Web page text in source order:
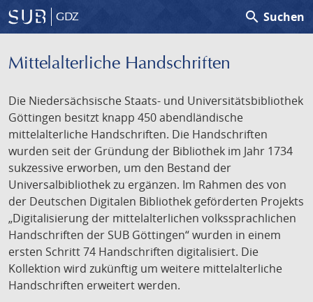
GDZ search Suchen
Mittelalterliche Handschriften
Die Niedersächsische Staats- und Universitätsbibliothek
Göttingen besitzt knapp 450 abendländische
mittelalterliche Handschriften. Die Handschriften
wurden seit der Gründung der Bibliothek im Jahr 1734
sukzessive erworben, um den Bestand der
Universalbibliothek zu ergänzen. Im Rahmen des von
der Deutschen Digitalen Bibliothek geförderten Projekts
„Digitalisierung der mittelalterlichen volkssprachlichen
Handschriften der SUB Göttingen“ wurden in einem
ersten Schritt 74 Handschriften digitalisiert. Die
Kollektion wird zukünftig um weitere mittelalterliche
Handschriften erweitert werden.